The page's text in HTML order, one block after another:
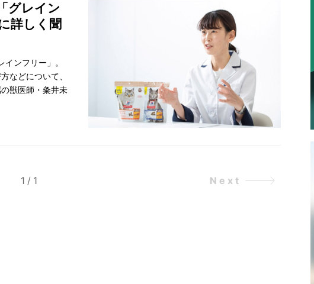
グレイン
詳しく聞
ンフリー」。
などについて、
獣医師・粂井未
1 / 1 Next